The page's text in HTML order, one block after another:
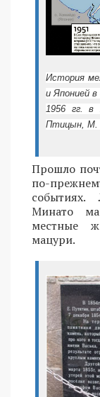
История
и Японией
1956 гг. в
Птицын, М.
Прошло
по-
событиях.
Минато
местные
мацури.